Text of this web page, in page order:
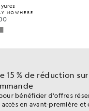
NOWHERE
15 % de réduction
bénéficier d'offres
en avant-première et